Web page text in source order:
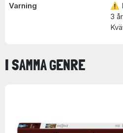
Varning
⚠
3
I SAMMA GENRE